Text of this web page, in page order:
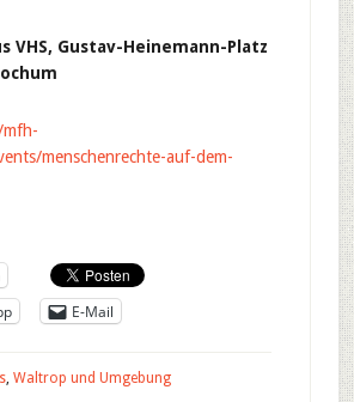
VHS, Gustav-Heinemann-Platz
menschenrechte-auf-dem-
E-Mail
, Waltrop und Umgebung